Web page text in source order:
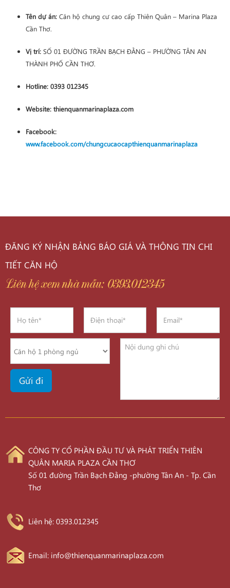
Tên dự án: Căn hộ chung cư cao cấp Thiên Quân – Marina Plaza
Cần Thơ.
Vị trí: SỐ 01 ĐƯỜNG TRẦN BẠCH ĐẰNG – PHƯỜNG TÂN AN
THÀNH PHỐ CẦN THƠ.
Hotline: 0393 012345
Website: thienquanmarinaplaza.com
Facebook:
www.facebook.com/chungcucaocapthienquanmarinaplaza
ĐĂNG KÝ NHẬN BẢNG BÁO GIÁ VÀ THÔNG TIN CHI
TIẾT CĂN HỘ
Liên hệ xem nhà mẫu: 0393.012345
CÔNG TY CỔ PHẦN ĐẦU TƯ VÀ PHÁT TRIỂN THIÊN
QUÂN MARIA PLAZA CẦN THƠ
Số 01 đường Trần Bạch Đằng -phường Tân An - Tp. Cần
Thơ
Liên hệ: 0393.012345
Email: info@thienquanmarinaplaza.com